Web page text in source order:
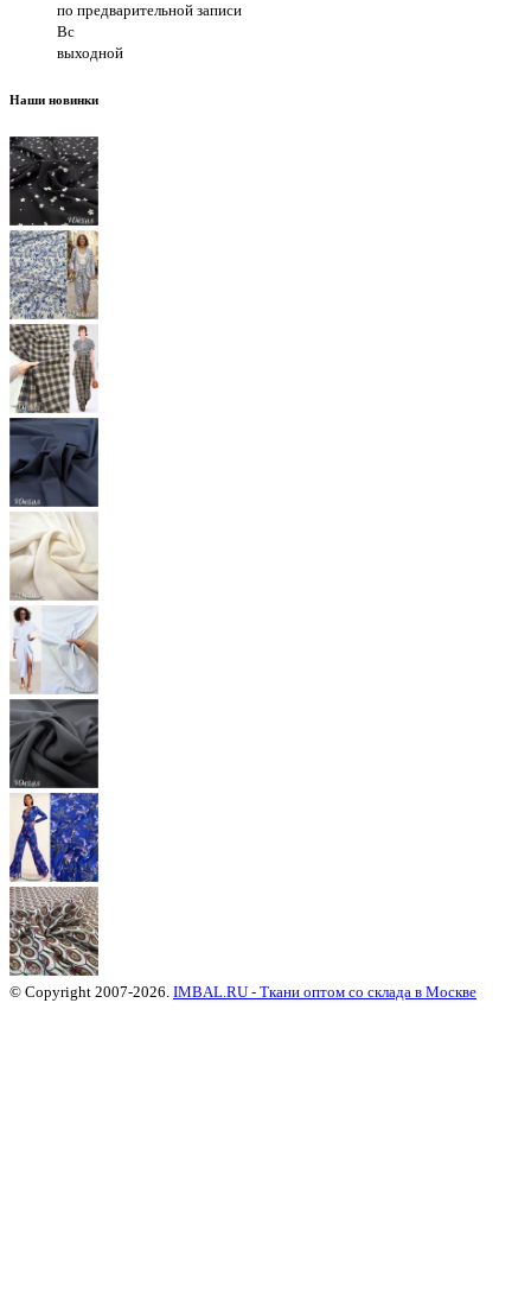
по предварительной записи
Вс
выходной
Наши новинки
© Copyright 2007-2026. IMBAL.RU - Ткани оптом со склада в Москве